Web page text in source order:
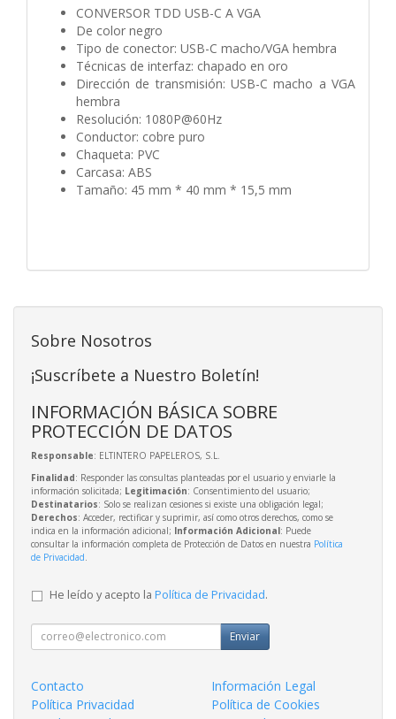
CONVERSOR TDD USB-C A VGA
De color negro
Tipo de conector: USB-C macho/VGA hembra
Técnicas de interfaz: chapado en oro
Dirección de transmisión: USB-C macho a VGA
hembra
Resolución: 1080P@60Hz
Conductor: cobre puro
Chaqueta: PVC
Carcasa: ABS
Tamaño: 45 mm * 40 mm * 15,5 mm
Sobre Nosotros
¡Suscríbete a Nuestro Boletín!
INFORMACIÓN BÁSICA SOBRE
PROTECCIÓN DE DATOS
Responsable: ELTINTERO PAPELEROS, S.L.
Finalidad: Responder las consultas planteadas por el usuario y enviarle la
información solicitada; Legitimación: Consentimiento del usuario;
Destinatarios: Solo se realizan cesiones si existe una obligación legal;
Derechos: Acceder, rectificar y suprimir, así como otros derechos, como se
indica en la información adicional; Información Adicional: Puede
consultar la información completa de Protección de Datos en nuestra Política
de Privacidad
He leído y acepto la Política de Privacidad.
Enviar
Contacto
Información Legal
Política Privacidad
Política de Cookies